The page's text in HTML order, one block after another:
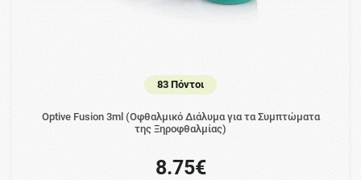
83 Πόντοι
Optive Fusion 3ml (Οφθαλμικό Διάλυμα για τα Συμπτώματα
της Ξηροφθαλμίας)
8.75€